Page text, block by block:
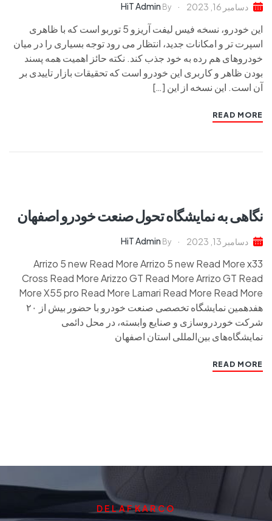
دسامبر 16, 2023 By
HiT Admin
این خودرو، نسخه فیس لیفت آریزو 5 توربو است که با ظاهری
اسپرت تر و امکانات جدید، انتظار می رود توجه بسیاری را در میان
خودروهای هم رده به خود جذب کند. نکته حائز اهمیت همه پسند
بودن ظاهر و کاربری این خودرو است که تحقیقات بازار تاییدی بر
آن است. این نسخه از این […]
READ MORE
نگاهی به نمایشگاه تحول صنعت خودرو اصفهان
دسامبر 13, 2023 By
HiT Admin
Arrizo 5 new Read More Arrizo 5 new Read More x33
Cross Read More Arizzo GT Read More Arrizo GT Read
More X55 pro Read More Lamari Read More Read More
هفدهمین نمایشگاه تخصصی صنعت خودرو با حضور بیش از ۲۰
شرکت خوردروسازی و صنایع وابسته، در محل دائمی
نمایشگاه‌های بین‌المللی استان اصفهان
READ MORE
DELAFKARCO